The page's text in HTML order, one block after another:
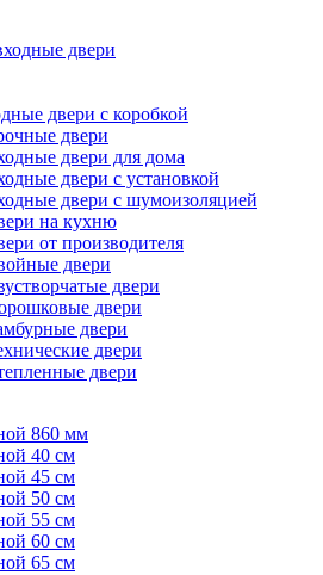
двери
двери с коробкой
двери
двери для дома
двери с установкой
двери с шумоизоляцией
на кухню
от производителя
двери
двери
двери
двери
двери
двери
860 мм
40 см
45 см
50 см
55 см
60 см
65 см